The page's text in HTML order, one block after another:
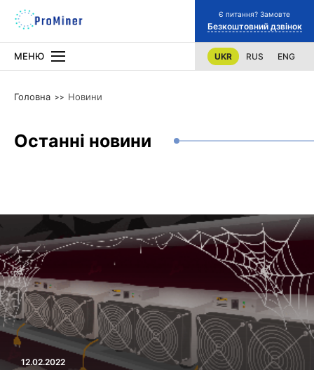
Є питання? Замовте
Безкоштовний дзвінок
МЕНЮ UKR RUS ENG
Головна Новини
Останні новини
12.02.2022